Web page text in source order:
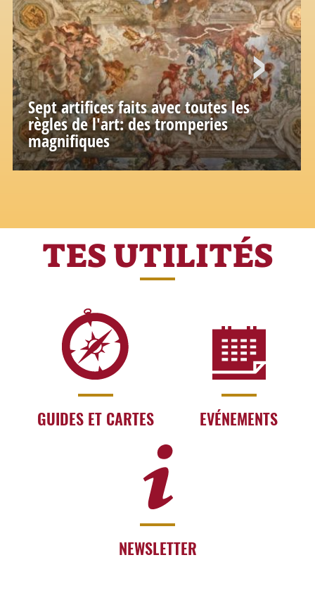
Sept artifices faits avec toutes les
règles de l'art: des tromperies
magnifiques
Effetti scenografici, magie e giochi di
TES UTILITÉS
GUIDES ET CARTES EVÉNEMENTS
NEWSLETTER